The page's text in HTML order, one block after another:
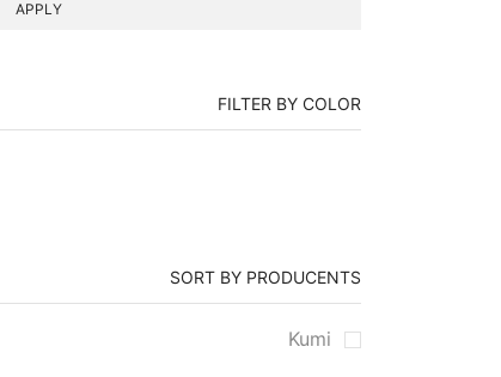
APPLY
FILTER BY COLOR
SORT BY PRODUCENTS
Kumi